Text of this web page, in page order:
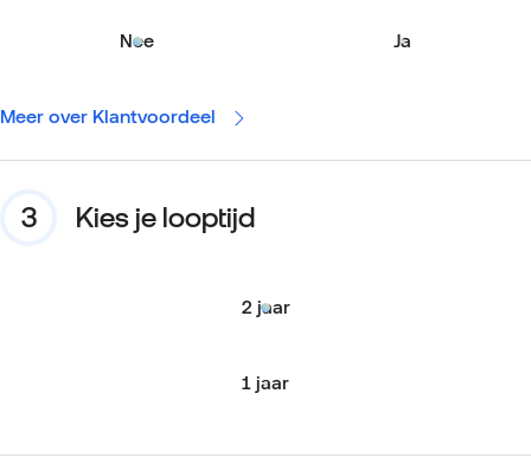
Nee Ja
Meer over Klantvoordeel
Kies je looptijd
2 jaar
1 jaar